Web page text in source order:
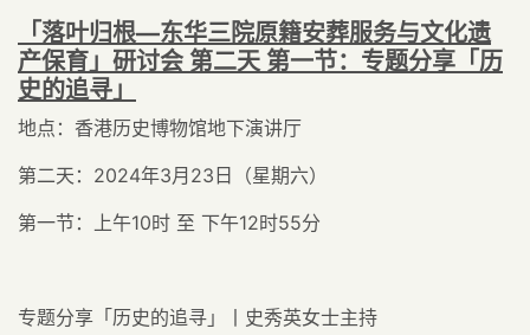
「落叶归根—东华三院原籍安葬服务与文化遗
产保育」研讨会 第二天 第一节：专题分享「历
史的追寻」
地点：香港历史博物馆地下演讲厅
第二天：2024年3月23日（星期六）
第一节：上午10时 至 下午12时55分
专题分享「历史的追寻」丨史秀英女士主持